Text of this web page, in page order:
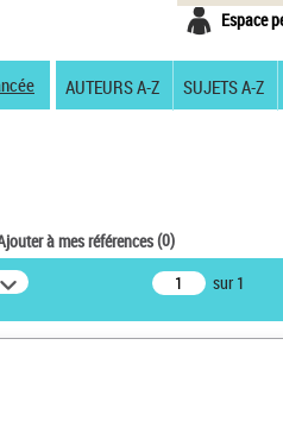
Espace
AUTEURS A-Z SUJETS A-Z
à mes références(0)
sur 1